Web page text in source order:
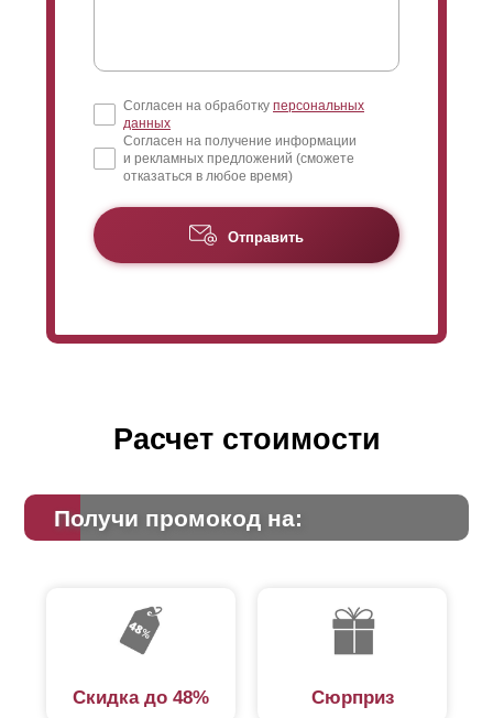
Согласен на обработку персональных
данных
Согласен на получение информации
и рекламных предложений (сможете
отказаться в любое время)
Отправить
Расчет стоимости
Получи промокод на:
Скидка до 48% Сюрприз